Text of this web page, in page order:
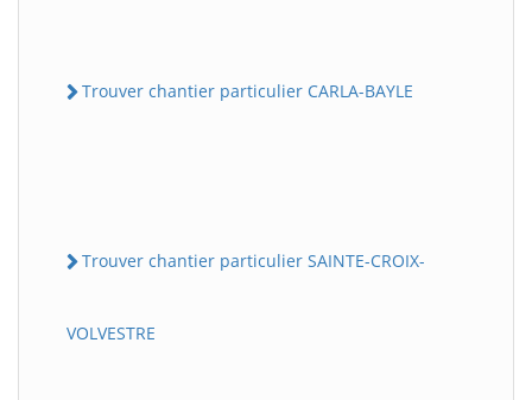
Trouver chantier particulier CARLA-BAYLE
Trouver chantier particulier SAINTE-CROIX-
VOLVESTRE